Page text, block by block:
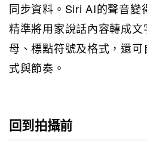
同步資料。Siri AI的聲音變
精準將用家說話內容轉成
母、標點符號及格式，還
式與節奏。
回到拍攝前